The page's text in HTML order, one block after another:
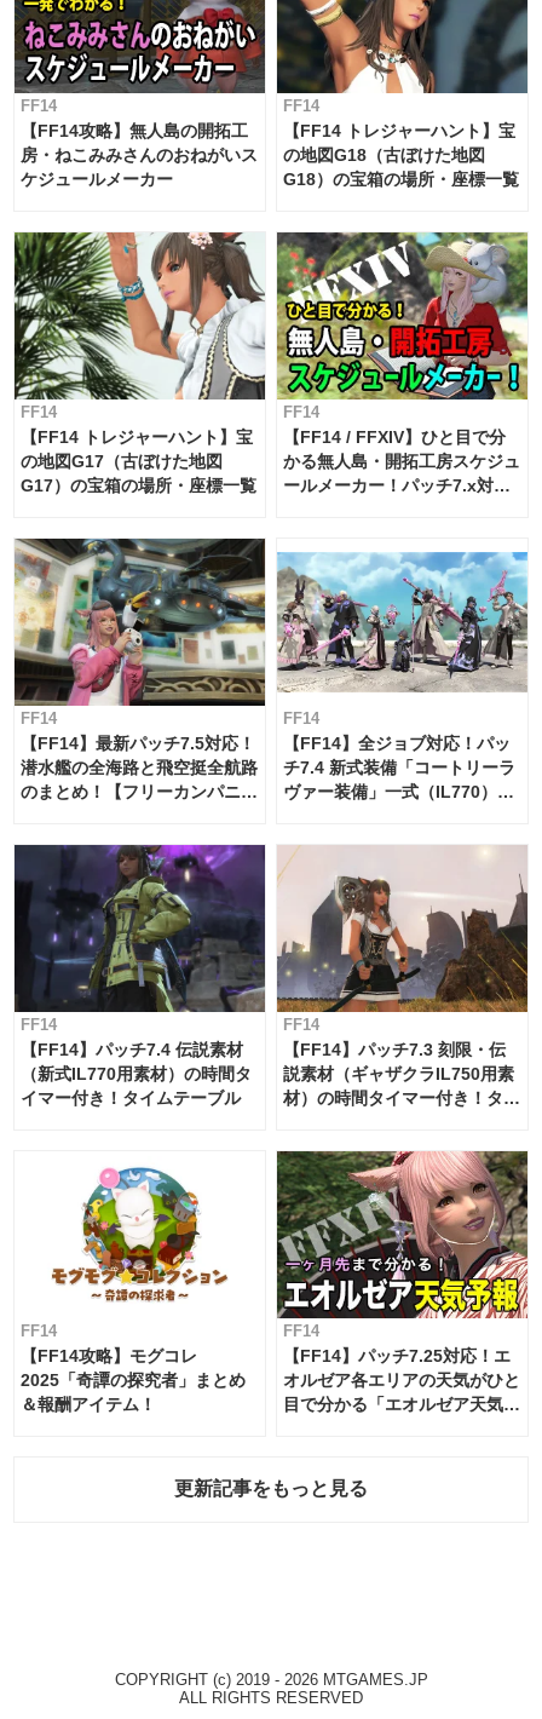
FF14
【FF14攻略】無人島の開拓工
房・ねこみみさんのおねがいス
ケジュールメーカー
FF14
【FF14 トレジャーハント】宝
の地図G18（古ぼけた地図
G18）の宝箱の場所・座標一覧
FF14
【FF14 トレジャーハント】宝
の地図G17（古ぼけた地図
G17）の宝箱の場所・座標一覧
FF14
【FF14 / FFXIV】ひと目で分
かる無人島・開拓工房スケジュ
ールメーカー！パッチ7.x対応
FF14
【FF14】最新パッチ7.5対応！
潜水艦の全海路と飛空挺全航路
のまとめ！【フリーカンパニ
FF14
【FF14】全ジョブ対応！パッ
チ7.4 新式装備「コートリーラ
ヴァー装備」一式（IL770）の
FF14
【FF14】パッチ7.4 伝説素材
（新式IL770用素材）の時間タ
イマー付き！タイムテーブル
FF14
【FF14】パッチ7.3 刻限・伝
説素材（ギャザクラIL750用素
材）の時間タイマー付き！タイ
FF14
【FF14攻略】モグコレ
2025「奇譚の探究者」まとめ
＆報酬アイテム！
FF14
【FF14】パッチ7.25対応！エ
オルゼア各エリアの天気がひと
目で分かる「エオルゼア天気予
更新記事をもっと見る
COPYRIGHT (c) 2019 - 2026 MTGAMES.JP
ALL RIGHTS RESERVED